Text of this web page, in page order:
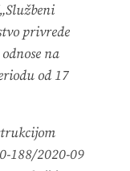
privrede
na
od 17
188/2020-09